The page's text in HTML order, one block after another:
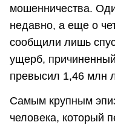
мошенничества.
недавно, а еще о
сообщили лишь
ущерб,
превысил 1,46 млн
Самым крупным
человека, который